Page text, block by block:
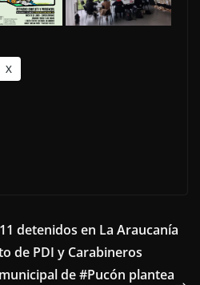
X
detenidos en La Araucanía
de PDI y Carabineros
de #Pucón plantea